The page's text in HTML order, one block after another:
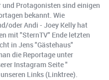
und Protagonisten sind einigen
bekannt. Wie
oder Andi - Joey Kelly hat
mit "SternTV" Ende letzten
in Jens "Gästehaus"
die Reportage unter
Instagram Seite "
Links (Linktree).